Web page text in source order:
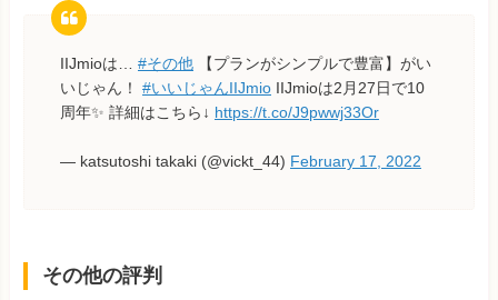
IIJmioは… #その他 【プランがシンプルで豊富】がい
いじゃん！ #いいじゃんIIJmio IIJmioは2月27日で10
周年✨ 詳細はこちら↓ https://t.co/J9pwwj33Or
— katsutoshi takaki (@vickt_44) February 17, 2022
その他の評判